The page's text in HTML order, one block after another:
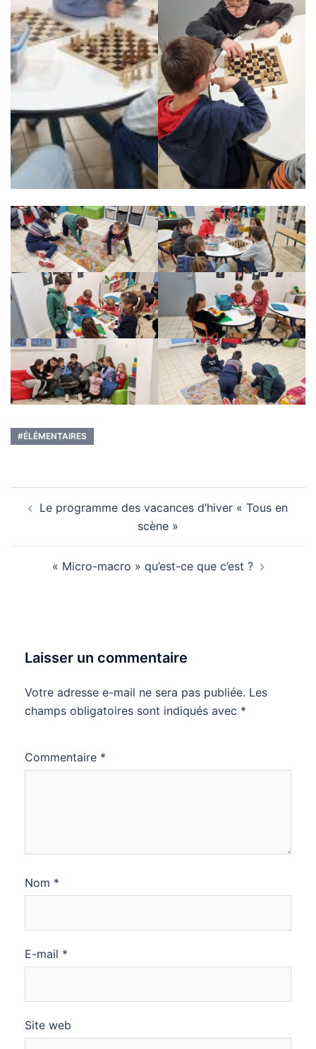
#ÉLÉMENTAIRES
d’article
Le programme des vacances d’hiver « Tous en
scène »
« Micro-macro » qu’est-ce que c’est ?
Laisser un commentaire
Votre adresse e-mail ne sera pas publiée. Les
champs obligatoires sont indiqués avec *
Commentaire *
Nom *
E-mail *
Site web